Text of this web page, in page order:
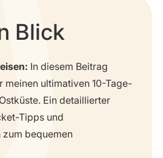
Blick
In diesem Beitrag
meinen ultimativen 10-Tage-
Ein detaillierter
Tipps und
zum bequemen